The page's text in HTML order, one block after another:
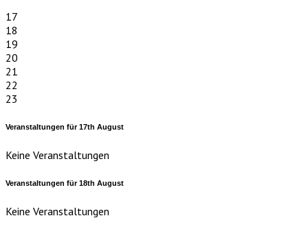
17
18
19
20
21
22
23
Veranstaltungen für17th August
Keine Veranstaltungen
Veranstaltungen für18th August
Keine Veranstaltungen